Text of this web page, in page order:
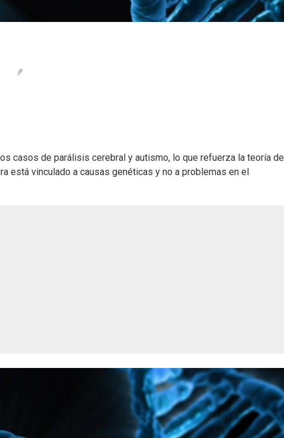
casos de parálisis cerebral y autismo, lo que refuerza la teoría de
está vinculado a causas genéticas y no a problemas en el